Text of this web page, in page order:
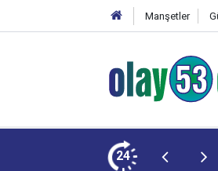
Manşetler
24
Asfalt Döküldü: “Bu Çile Niye